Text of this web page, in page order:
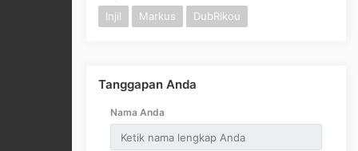
Injil Markus DubRikou
Tanggapan Anda
Nama Anda